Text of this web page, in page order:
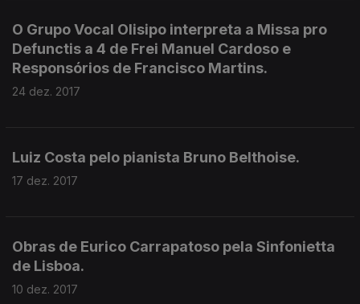
O Grupo Vocal Olisipo interpreta a Missa pro
Defunctis a 4 de Frei Manuel Cardoso e
Responsórios de Francisco Martins.
24 dez. 2017
Luiz Costa pelo pianista Bruno Belthoise.
17 dez. 2017
Obras de Eurico Carrapatoso pela Sinfonietta
de Lisboa.
10 dez. 2017